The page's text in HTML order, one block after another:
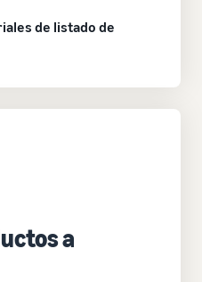
de listado de
a